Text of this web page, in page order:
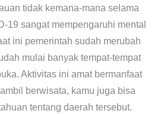
tidak kemana-mana selama
19 sangat mempengaruhi mental
ini pemerintah sudah merubah
mulai banyak tempat-tempat
Aktivitas ini amat bermanfaat
berwisata, kamu juga bisa
tentang daerah tersebut.